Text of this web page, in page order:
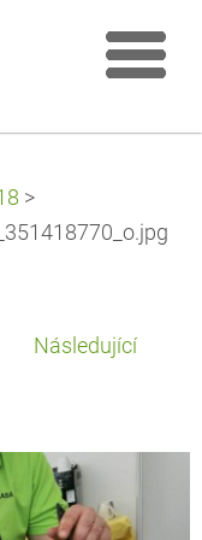
>
Následující